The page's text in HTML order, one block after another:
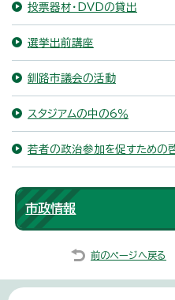
投票器材・DVDの貸出
選挙出前講座
釧路市議会の活動
スタジアムの中の6％
若者の政治参加を促すための
市政情報
前のページへ戻る